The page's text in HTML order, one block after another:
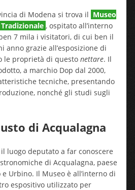
di Modena si trova il Museo
, ospitato all’interno
7 mila i visitatori, di cui ben il
anno grazie all’esposizione di
le proprietà di questo nettare. Il
a marchio Dop dal 2000,
tecniche, presentando
nonché gli studi sugli
di Acqualagna
luogo deputato a far conoscere
di Acqualagna, paese
Urbino. Il Museo è all’interno di
espositivo utilizzato per